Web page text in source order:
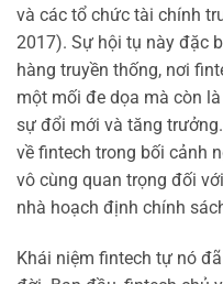
và các tổ chức tài chính
2017). Sự hội tụ này đặc
hàng truyền thống, nơi
một mối đe dọa mà còn
sự đổi mới và tăng
về fintech trong bối cảnh
vô cùng quan trọng đối
nhà hoạch định chính
Khái niệm fintech tự nó